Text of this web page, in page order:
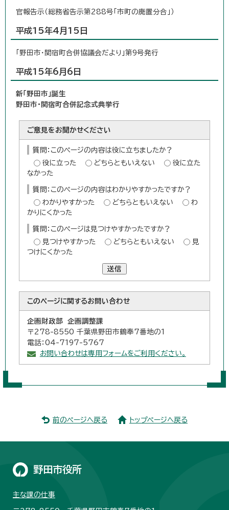
官報告示（総務省告示第288号「市町の廃置分合」）
平成15年4月15日
「野田市・関宿町合併協議会だより」第9号発行
平成15年6月6日
新「野田市」誕生
野田市・関宿町合併記念式典挙行
ご意見をお聞かせください
質問：このページの内容は役に立ちましたか？
役に立った
どちらともいえない
役に立た
なかった
質問：このページの内容はわかりやすかったですか？
わかりやすかった
どちらともいえない
わ
かりにくかった
質問：このページは見つけやすかったですか？
見つけやすかった
どちらともいえない
見
つけにくかった
送信
このページに関するお問い合わせ
企画財政部 企画調整課
〒278-8550 千葉県野田市鶴奉7番地の1
電話：04-7197-5767
お問い合わせは専用フォームをご利用ください。
前のページへ戻る トップページへ戻る
野田市役所
主な課の仕事